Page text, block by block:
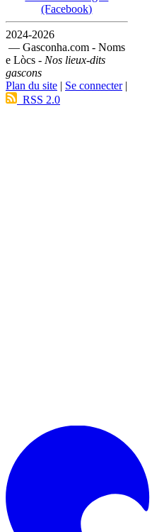
(Facebook)
2024-2026
— Gasconha.com - Noms
e Lòcs - Nos lieux-dits
gascons
Plan du site | Se connecter|
RSS 2.0